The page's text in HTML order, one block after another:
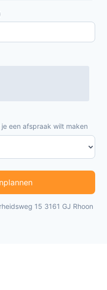
een afspraak wilt maken
15 3161 GJ Rhoon